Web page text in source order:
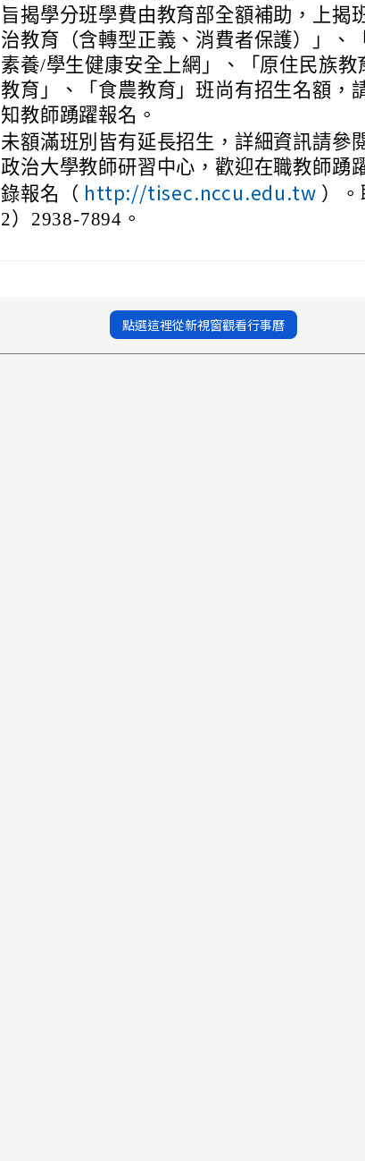
旨揭學分班學費由教育部全額補助，上揭
治教育（含轉型正義、消費者保護）」、
素養/學生健康安全上網」、「原住民族教
教育」、「食農教育」班尚有招生名額，
知教師踴躍報名。
未額滿班別皆有延長招生，詳細資訊請參
政治大學教師研習中心，歡迎在職教師踴
錄報名（ http://tisec.nccu.edu.tw ）
2）2938-7894。
點選這裡從新視窗觀看行事曆